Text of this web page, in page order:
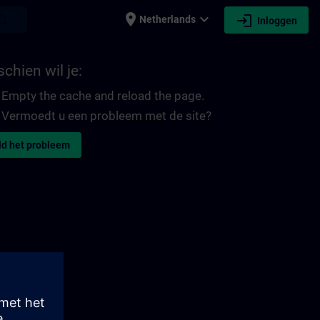
place Netherlands expand_more login Inloggen
wil je:
Empty the cache and reload the page.
Vermoedt u een probleem met de site?
het probleem